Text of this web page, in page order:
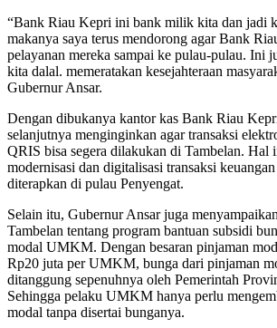
“Bank Riau Kepri ini bank milik kita dan jadi
makanya saya terus mendorong agar Bank
pelayanan mereka sampai ke pulau-pulau. Ini
kita dalal. memeratakan kesejahteraan
Gubernur Ansar.
Dengan dibukanya kantor kas Bank Riau
selanjutnya menginginkan agar transaksi
QRIS bisa segera dilakukan di Tambelan. Hal
modernisasi dan digitalisasi transaksi
diterapkan di pulau Penyengat.
Selain itu, Gubernur Ansar juga
Tambelan tentang program bantuan subsidi
modal UMKM. Dengan besaran pinjaman
Rp20 juta per UMKM, bunga dari pinjaman
ditanggung sepenuhnya oleh Pemerintah
Sehingga pelaku UMKM hanya perlu
modal tanpa disertai bunganya.